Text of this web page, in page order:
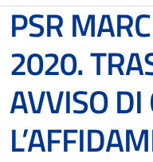
PSR
2020.
AVVISO